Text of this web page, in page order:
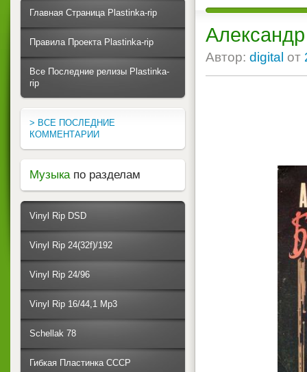
Автор: digital от
Главная Страница Plastinka-rip
Правила Проекта Plastinka-rip
Все Последние релизы Plastinka-
rip
> ВСЕ ПОСЛЕДНИЕ
КОММЕНТАРИИ
Музыка по разделам
Vinyl Rip DSD
Vinyl Rip 24(32f)/192
Vinyl Rip 24/96
Vinyl Rip 16/44,1 Mp3
Schellak 78
Гибкая Пластинка СССР